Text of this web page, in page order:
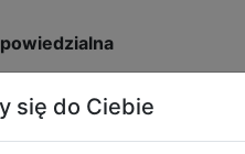
się do Ciebie